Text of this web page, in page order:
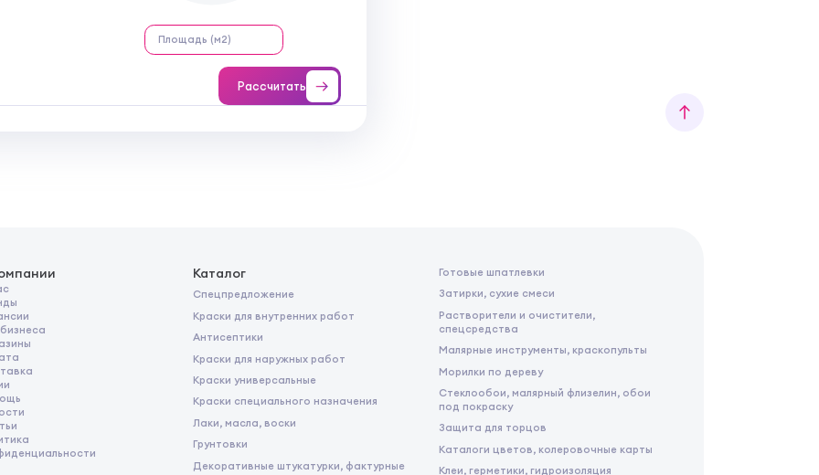
Рассчитать
Каталог
Спецпредложение
Краски для внутренних работ
Антисептики
Краски для наружных работ
Краски универсальные
Краски специального назначения
Лаки, масла, воски
Грунтовки
Декоративные штукатурки, фактурные
Готовые шпатлевки
Затирки, сухие смеси
Растворители и очистители,
спецсредства
Малярные инструменты, краскопульты
Морилки по дереву
Стеклообои, малярный флизелин, обои
под покраску
Защита для торцов
Каталоги цветов, колеровочные карты
Клеи, герметики, гидроизоляция